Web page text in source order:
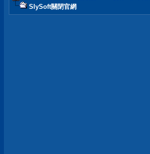
SlySoft關閉官網